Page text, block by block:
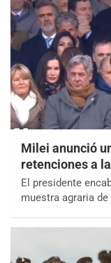
Milei anunció
retenciones a
El presidente
muestra agraria